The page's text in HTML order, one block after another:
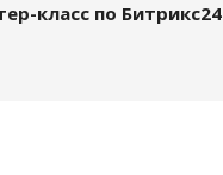
класс по Битрикс24